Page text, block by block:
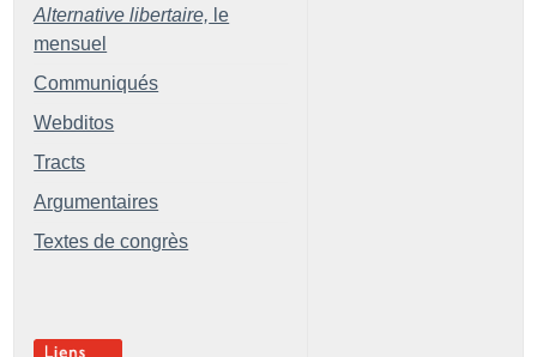
Alternative libertaire, le
mensuel
Communiqués
Webditos
Tracts
Argumentaires
Textes de congrès